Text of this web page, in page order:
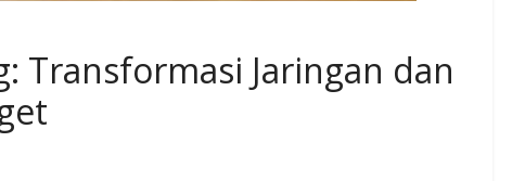
Transformasi Jaringan dan